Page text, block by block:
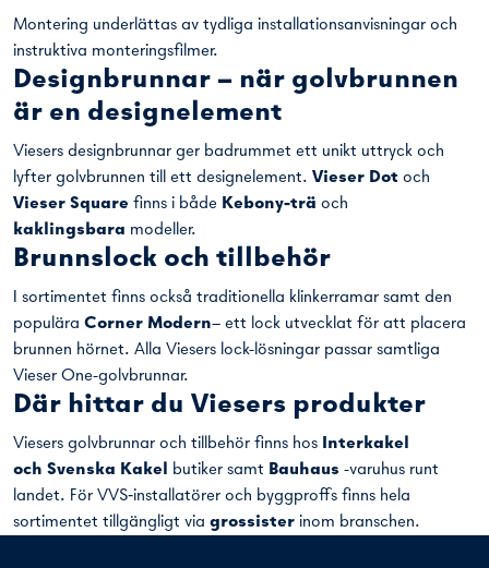
designbrunnar och alla klinkerramar.
Samtliga golvbrunnar är utrustade med ett lätt avtagbart och
rengöringsvänligt vattenlås. De är dessutom kompatibla med
Viesersförhöjningsringar,distansring
Linjegolvbrunnar – flexibla
lösningar som även kallas
väggnära golvbrunnar
Vieser Line är en serie linjegolvbrunnar som ofta kallas
väggnära golvbrunnar– men till skillnad från många
liknande produkter kan de placerasvid väggen,några
centimeter från väggenellerhelt fritt på golvet. Denna
flexibilitet gör dem enkla att anpassa till både små och stora
badrum.
Lock
Ränna
En Vieser One-golvbrunn vald efter byggnadens
konstruktion